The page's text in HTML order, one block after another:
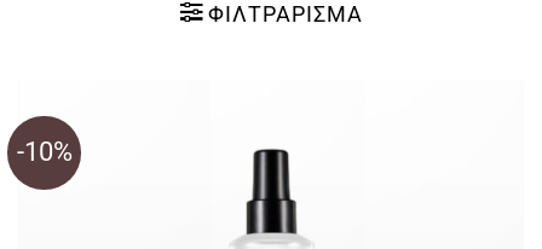
ΦΙΛΤΡΆΡΙΣΜΑ
-10%